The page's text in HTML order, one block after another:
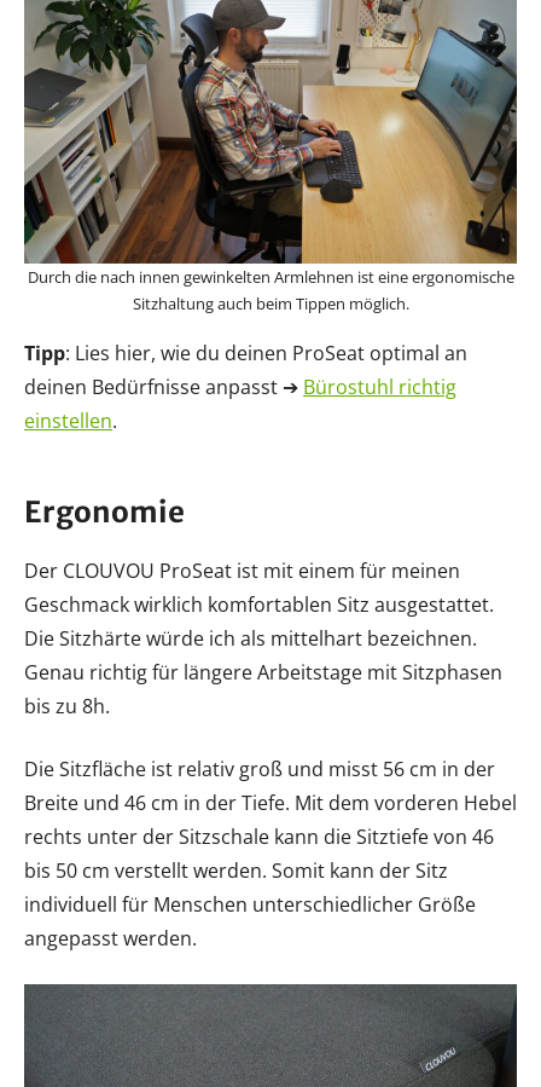
Durch die nach innen gewinkelten Armlehnen ist eine ergonomische
Sitzhaltung auch beim Tippen möglich.
Tipp: Lies hier, wie du deinen ProSeat optimal an
deinen Bedürfnisse anpasst ➔ Bürostuhl richtig
einstellen.
Ergonomie
Der CLOUVOU ProSeat ist mit einem für meinen
Geschmack wirklich komfortablen Sitz ausgestattet.
Die Sitzhärte würde ich als mittelhart bezeichnen.
Genau richtig für längere Arbeitstage mit Sitzphasen
bis zu 8h.
Die Sitzfläche ist relativ groß und misst 56 cm in der
Breite und 46 cm in der Tiefe. Mit dem vorderen Hebel
rechts unter der Sitzschale kann die Sitztiefe von 46
bis 50 cm verstellt werden. Somit kann der Sitz
individuell für Menschen unterschiedlicher Größe
angepasst werden.